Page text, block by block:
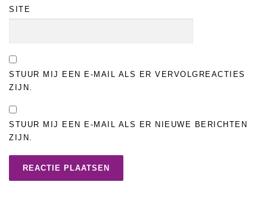
SITE
STUUR MIJ EEN E-MAIL ALS ER VERVOLGREACTIES
ZIJN.
STUUR MIJ EEN E-MAIL ALS ER NIEUWE BERICHTEN
ZIJN.